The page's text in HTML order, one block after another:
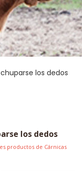
los dedos
los dedos
productos de Cárnicas